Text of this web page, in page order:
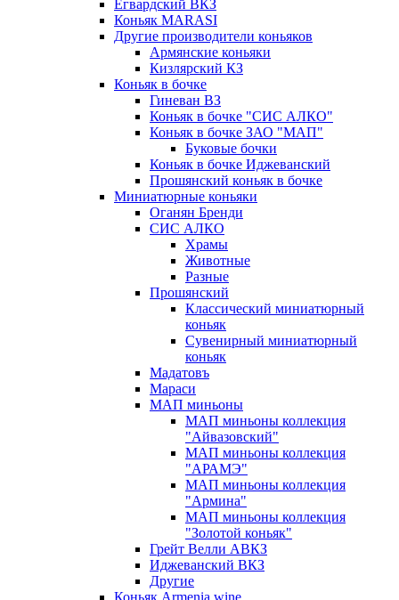
Егвардский ВКЗ
Коньяк MARASI
Другие производители коньяков
Армянские коньяки
Кизлярский КЗ
Коньяк в бочке
Гиневан ВЗ
Коньяк в бочке "СИС АЛКО"
Коньяк в бочке ЗАО "МАП"
Буковые бочки
Коньяк в бочке Иджеванский
Прошянский коньяк в бочке
Миниатюрные коньяки
Оганян Бренди
СИС АЛКО
Храмы
Животные
Разные
Прошянский
Классический миниатюрный
коньяк
Сувенирный миниатюрный
коньяк
Мадатовъ
Мараси
МАП миньоны
МАП миньоны коллекция
"Айвазовский"
МАП миньоны коллекция
"АРАМЭ"
МАП миньоны коллекция
"Армина"
МАП миньоны коллекция
"Золотой коньяк"
Грейт Велли АВКЗ
Иджеванский ВКЗ
Другие
Коньяк Armenia wine